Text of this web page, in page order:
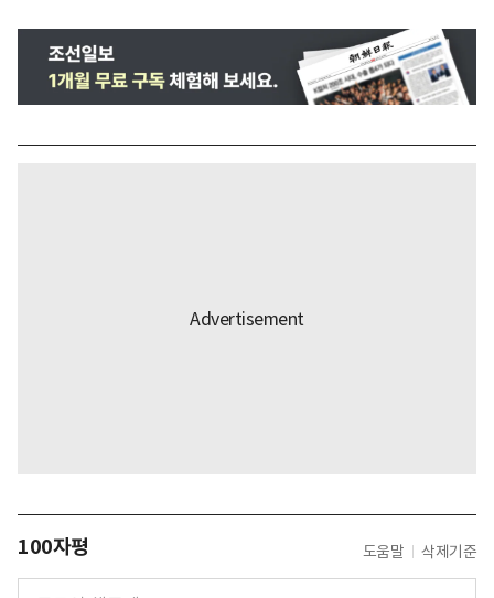
100자평 도움말 삭제기준